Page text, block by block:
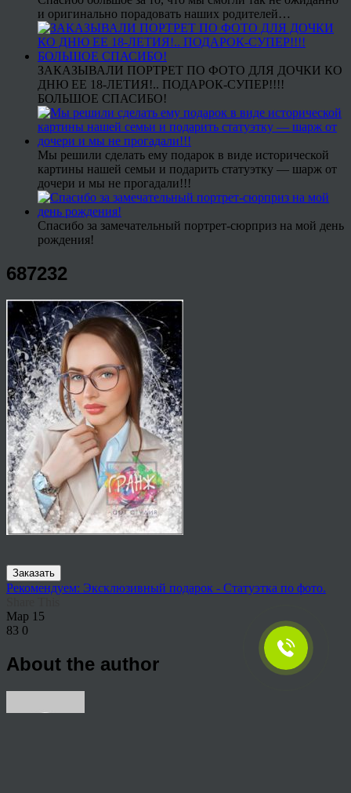
и оригинально порадовать наших родителей…
ЗАКАЗЫВАЛИ ПОРТРЕТ ПО ФОТО ДЛЯ ДОЧКИ КО
ДНЮ ЕЕ 18-ЛЕТИЯ!.. ПОДАРОК-СУПЕР!!!!
БОЛЬШОЕ СПАСИБО!
Мы решили сделать ему подарок в виде исторической
картины нашей семьи и подарить статуэтку — шарж от
дочери и мы не прогадали!!!
Спасибо за замечательный портрет-сюрприз на мой день
рождения!
687232
Заказать
Рекомендуем: Эксклюзивный подарок - Статуэтка по фото.
Мар 15
83 0
About the author